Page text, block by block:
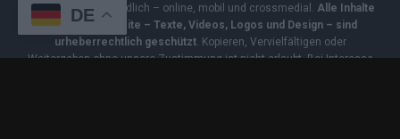
fundiert und verständlich – online, mobil und crossmedial.
Alle Inhalte
auf dieser Website – Texte, Videos, Logos und Design – sind
urheberrechtlich geschützt. Kopieren, Vervielfältigen oder
Weitergeben ohne unsere Zustimmung ist nicht erlaubt. Bei Interesse
DE